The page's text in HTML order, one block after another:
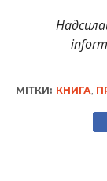
МІТКИ: КНИГА